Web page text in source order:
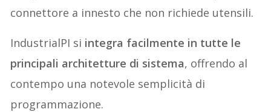
connettore a innesto che non richiede utensili.
IndustrialPI si integra facilmente in tutte le
principali architetture di sistema, offrendo al
contempo una notevole semplicità di
programmazione.